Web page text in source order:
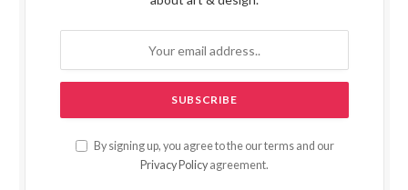
By signing up, you agree to the our terms and our
Privacy Policy agreement.